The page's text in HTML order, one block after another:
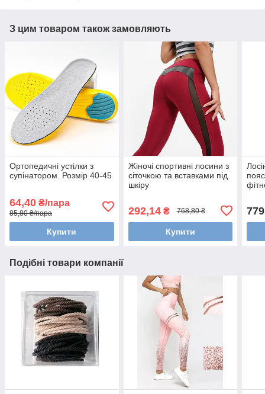
З цим товаром також замовляють
Ортопедичні устілки з
супінатором. Розмір 40-45
64,40 ₴/пара
85,80 ₴/пара
Купити
Жіночі спортивні лосини з
сіточкою та вставками під
шкіру
292,14₴ 768,80 ₴
Купити
Подібні товари компанії